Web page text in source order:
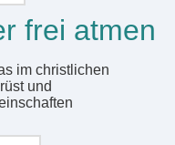
frei atmen
im christlichen
und